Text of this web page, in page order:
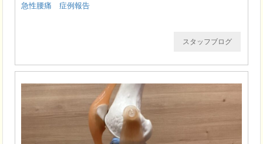
急性腰痛 症例報告
スタッフブログ